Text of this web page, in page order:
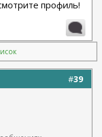
профиль!
#39